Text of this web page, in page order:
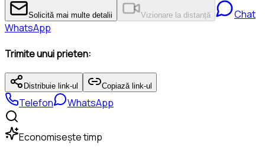
Solicită mai multe detalii Vizionare la distanță
Chat
WhatsApp
Trimite unui prieten:
Distribuie link-ul Copiază link-ul
Telefon WhatsApp
Economisește timp